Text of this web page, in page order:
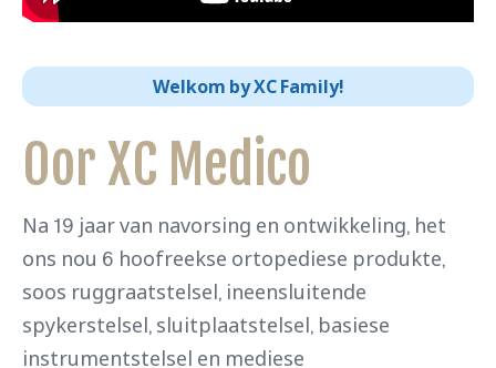
Welkom by XC Family!
Oor XC Medico
Na 19 jaar van navorsing en ontwikkeling, het
ons nou 6 hoofreekse ortopediese produkte,
soos ruggraatstelsel, ineensluitende
spykerstelsel, sluitplaatstelsel, basiese
instrumentstelsel en mediese